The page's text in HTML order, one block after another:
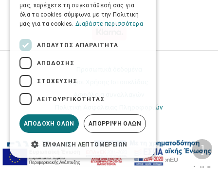
Όροι Χρήσης Ιστοσελίδας
Πολιτική Ασφάλειας Πληροφοριών
μας, παρέχετε τη συγκατάθεσή σας για
όλα τα cookies σύμφωνα με την Πολιτική
μας για τα cookies. Διαβάστε περισσότερα
ΑΠΟΛΎΤΩΣ ΑΠΑΡΑΊΤΗΤΑ
ΑΠΌΔΟΣΗΣ
ΣΤΌΧΕΥΣΗΣ
ΛΕΙΤΟΥΡΓΙΚΌΤΗΤΑΣ
ΑΠΟΔΟΧΉ ΌΛΩΝ ΑΠΌΡΡΙΨΗ ΌΛΩΝ
ΕΜΦΆΝΙΣΗ ΛΕΠΤΟΜΕΡΕΙΏΝ